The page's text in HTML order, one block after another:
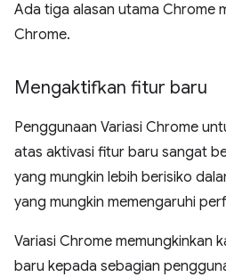
Ada tiga alasan utama Chrome
Chrome.
Mengaktifkan fitur baru
Penggunaan Variasi Chrome
atas aktivasi fitur baru sangat
yang mungkin lebih berisiko
yang mungkin memengaruhi
Variasi Chrome memungkinkan
baru kepada sebagian